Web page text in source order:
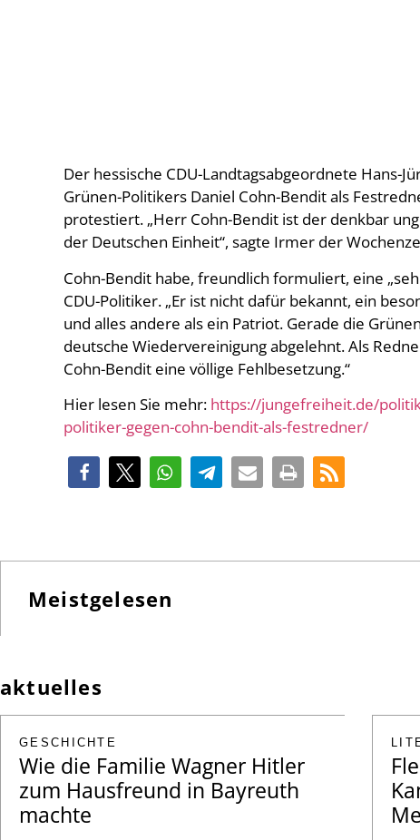
Der hessische CDU-Landtagsabgeordnete Hans-
Grünen-Politikers Daniel Cohn-Bendit als
protestiert. „Herr Cohn-Bendit ist der denkbar
der Deutschen Einheit“, sagte Irmer der
Cohn-Bendit habe, freundlich formuliert, eine
CDU-Politiker. „Er ist nicht dafür bekannt, ein
und alles andere als ein Patriot. Gerade die
deutsche Wiedervereinigung abgelehnt. Als
Cohn-Bendit eine völlige Fehlbesetzung.“
Hier lesen Sie mehr: https://jungefreiheit.de/
politiker-gegen-cohn-bendit-als-festredner/
Meistgelesen
aktuelles
GESCHICHTE
Wie die Familie Wagner Hitler
zum Hausfreund in Bayreuth
machte